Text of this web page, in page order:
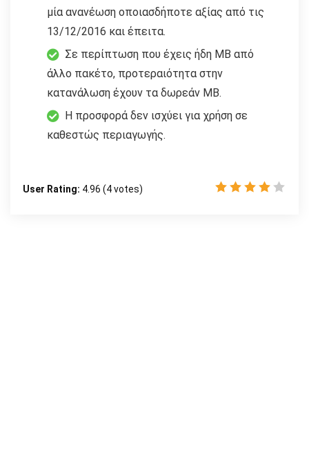
μία ανανέωση οποιασδήποτε αξίας από τις
13/12/2016 και έπειτα.
Σε περίπτωση που έχεις ήδη MB από
άλλο πακέτο, προτεραιότητα στην
κατανάλωση έχουν τα δωρεάν MB.
Η προσφορά δεν ισχύει για χρήση σε
καθεστώς περιαγωγής.
User Rating: 4.96 (4votes)